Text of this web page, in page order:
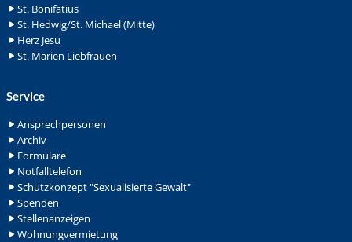
St. Bonifatius
St. Hedwig/St. Michael (Mitte)
Herz Jesu
St. Marien Liebfrauen
Service
Ansprechpersonen
Archiv
Formulare
Notfalltelefon
Schutzkonzept "Sexualisierte Gewalt"
Spenden
Stellenanzeigen
Wohnungvermietung